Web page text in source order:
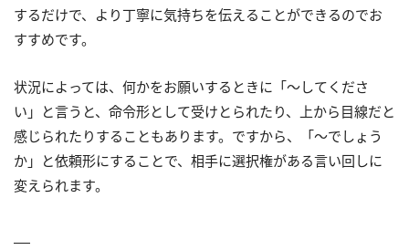
するだけで、より丁寧に気持ちを伝えることができるのでお
すすめです。
状況によっては、何かをお願いするときに「～してくださ
い」と言うと、命令形として受けとられたり、上から目線だと
感じられたりすることもあります。ですから、「～でしょう
か」と依頼形にすることで、相手に選択権がある言い回しに
変えられます。